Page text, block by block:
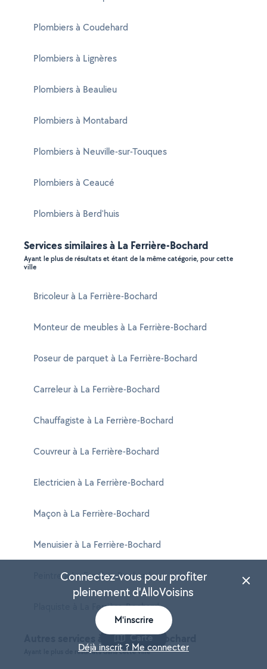
Plombiers à Coudehard
Plombiers à Lignères
Plombiers à Beaulieu
Plombiers à Montabard
Plombiers à Neuville-sur-Touques
Plombiers à Ceaucé
Plombiers à Berd'huis
Services similaires à La Ferrière-Bochard
Ayant le plus de résultats et étant de la même catégorie, pour cette
ville
Bricoleur à La Ferrière-Bochard
Monteur de meubles à La Ferrière-Bochard
Poseur de parquet à La Ferrière-Bochard
Carreleur à La Ferrière-Bochard
Chauffagiste à La Ferrière-Bochard
Couvreur à La Ferrière-Bochard
Electricien à La Ferrière-Bochard
Maçon à La Ferrière-Bochard
Menuisier à La Ferrière-Bochard
Peintre à La Ferrière-Bochard
Plaquiste à La Ferrière-Bochard
Autres services à La Ferrière-Bochard
Ayant le plus de résultats dans cette ville
Carte
Connectez-vous pour profiter
pleinement d'AlloVoisins
M'inscrire
Déjà inscrit ? Me connecter